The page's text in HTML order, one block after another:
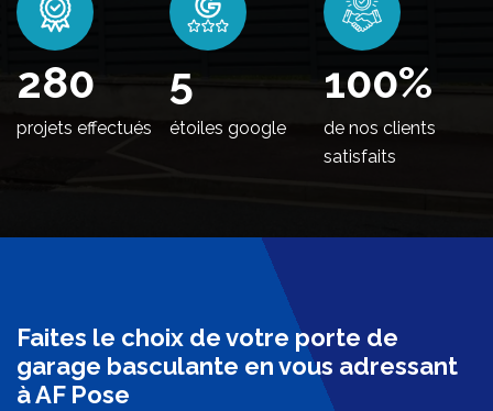
338
projets effectués
5
étoiles google
100%
de nos clients
satisfaits
Faites le choix de votre porte de
garage basculante en vous adressant
à AF Pose